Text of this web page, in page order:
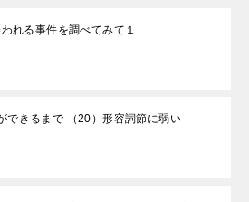
れる事件を調べてみて１
できるまで （20）形容詞節に弱い